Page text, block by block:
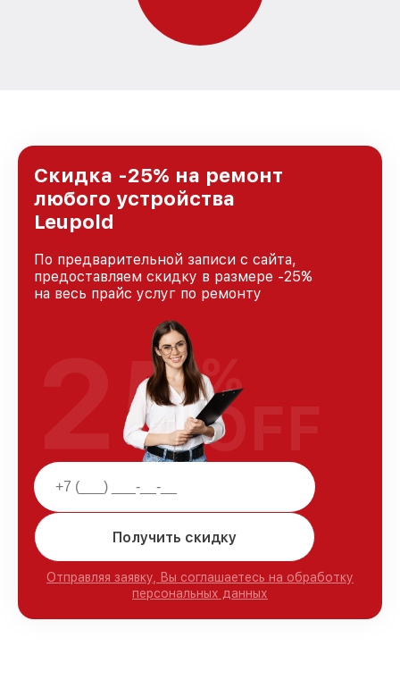
Скидка -25% на ремонт
любого устройства
Leupold
По предварительной записи с сайта,
предоставляем скидку в размере -25%
на весь прайс услуг по ремонту
Получить скидку
Отправляя заявку, Вы соглашаетесь на обработку
персональных данных
25%
OFF